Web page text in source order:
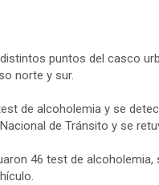
puntos del casco
norte y sur.
de alcoholemia y se
de Tránsito y se
46 test de